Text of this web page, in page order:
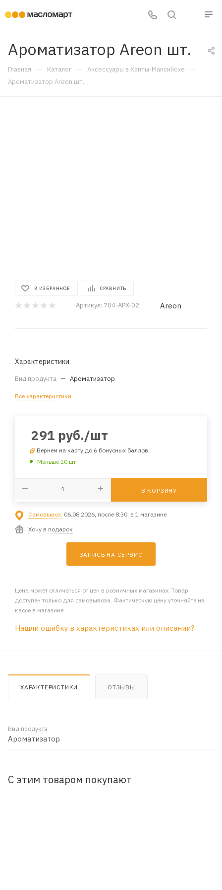
Ароматизатор Areon шт.
Главная — Каталог — Аксессуары в Ханты-Мансийске —
Ароматизатор Areon шт.
В ИЗБРАННОЕ СРАВНИТЬ
Артикул: 704-APX-02 Areon
Характеристики
Вид продукта — Ароматизатор
Все характеристики
291 руб./шт
Вернем на карту до 6 бонусных баллов
Меньше 10 шт
В КОРЗИНУ
Самовывоз: 06.08.2026, после 8:30, в 1 магазине
Хочу в подарок
ЗАПИСЬ НА СЕРВИС
Цена может отличаться от цен в розничных магазинах. Товар
доступен только для самовывоза. Фактическую цену уточняйте на
кассе в магазине
Нашли ошибку в характеристиках или описании?
ХАРАКТЕРИСТИКИ ОТЗЫВЫ
Вид продукта
Ароматизатор
С этим товаром покупают